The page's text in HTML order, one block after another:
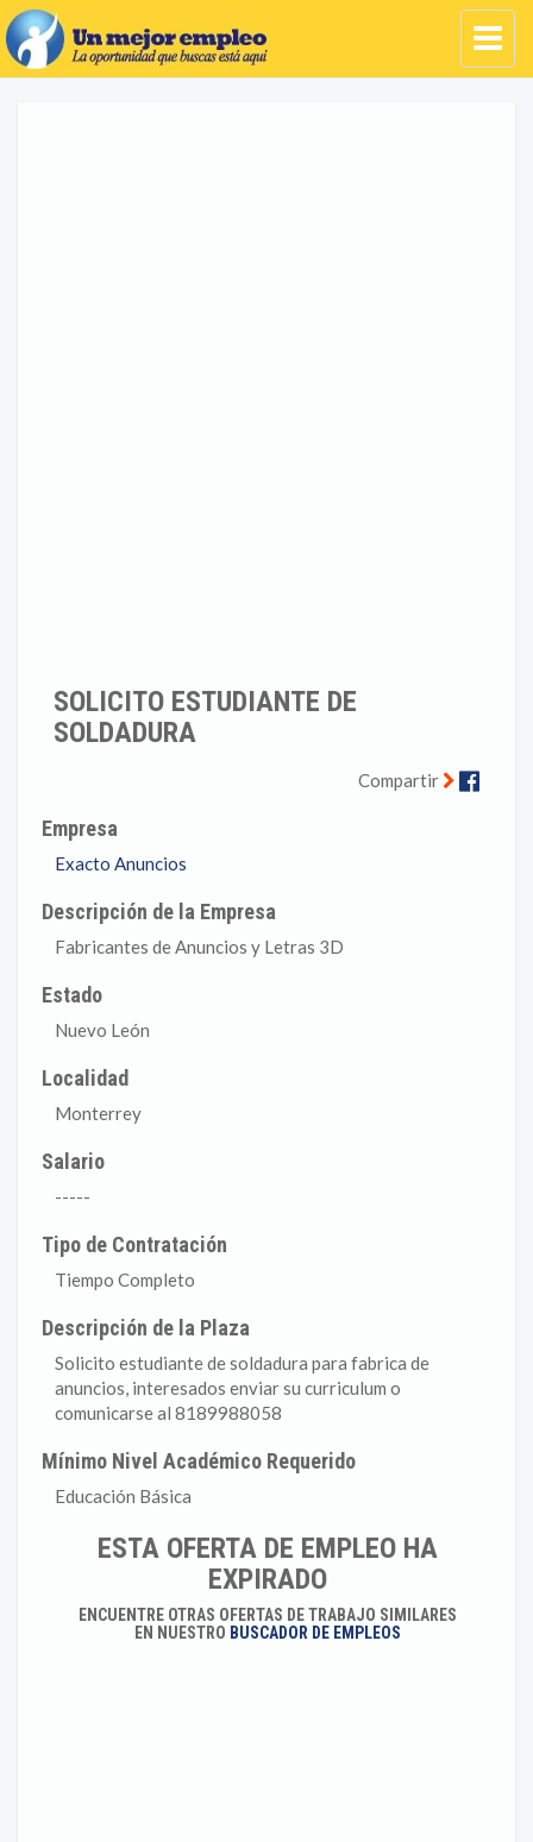
SOLICITO ESTUDIANTE DE
SOLDADURA
Compartir
Empresa
Exacto Anuncios
Descripción de la Empresa
Fabricantes de Anuncios y Letras 3D
Estado
Nuevo León
Localidad
Monterrey
Salario
-----
Tipo de Contratación
Tiempo Completo
Descripción de la Plaza
Solicito estudiante de soldadura para fabrica de
anuncios, interesados enviar su curriculum o
comunicarse al 8189988058
Mínimo Nivel Académico Requerido
Educación Básica
ESTA OFERTA DE EMPLEO HA
EXPIRADO
ENCUENTRE OTRAS OFERTAS DE TRABAJO SIMILARES
EN NUESTRO BUSCADOR DE EMPLEOS